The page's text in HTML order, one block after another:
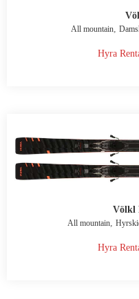
All mountain,
Hyra
Völkl
All mountain,
Hyra